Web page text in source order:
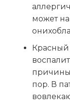
может
причины
пор. В